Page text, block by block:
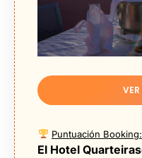
Puntuación Booking:
El Hotel